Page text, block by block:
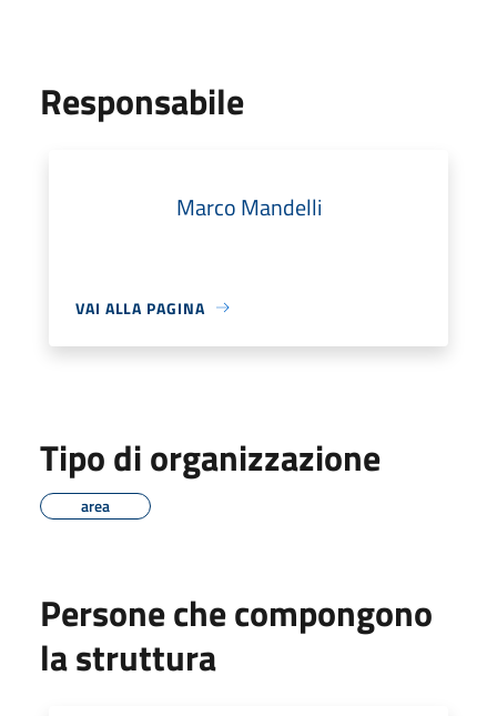
Responsabile
Marco Mandelli
VAI ALLA PAGINA
Tipo di organizzazione
area
Persone che compongono
la struttura